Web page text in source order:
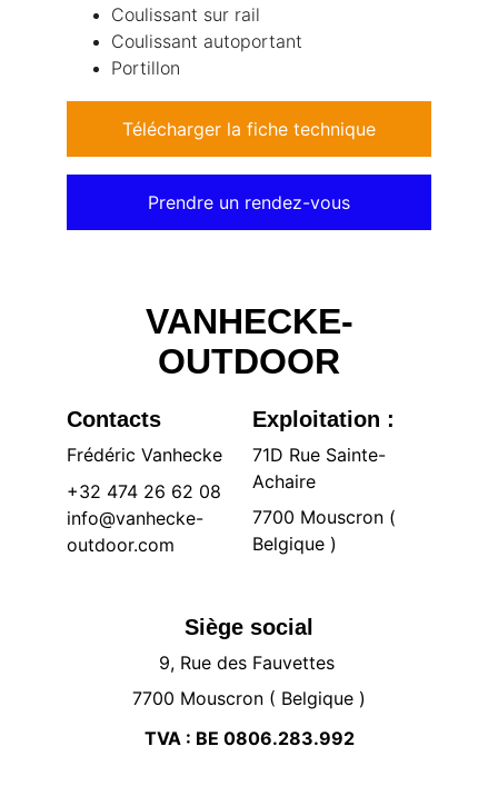
Coulissant sur rail
Coulissant autoportant
Portillon
Télécharger la fiche technique
Prendre un rendez-vous
VANHECKE-
OUTDOOR
Siège social
9, Rue des Fauvettes
7700 Mouscron ( Belgique )
TVA : BE 0806.283.992
Contacts
Frédéric Vanhecke
+32 474 26 62 08
info@vanhecke-
outdoor.com
Exploitation :
71D Rue Sainte-
Achaire
7700 Mouscron (
Belgique )